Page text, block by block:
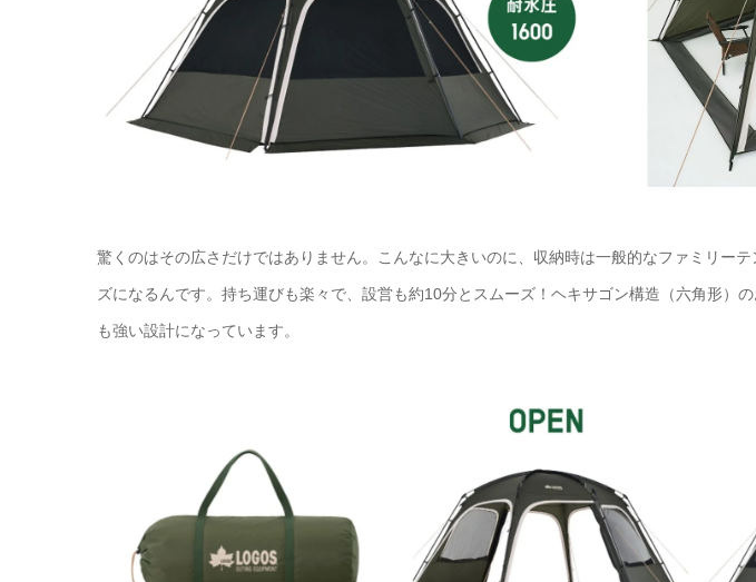
驚くのはその広さだけではありません。こんなに大きいのに、収納時は一般的なファミリー
ズになるんです。持ち運びも楽々で、設営も約10分とスムーズ！ヘキサゴン構造（六角形）
も強い設計になっています。